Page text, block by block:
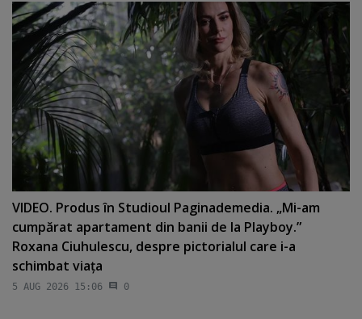
VIDEO. Produs în Studioul Paginademedia. „Mi-am
cumpărat apartament din banii de la Playboy.”
Roxana Ciuhulescu, despre pictorialul care i-a
schimbat viaţa
5 AUG 2026 15:06 0